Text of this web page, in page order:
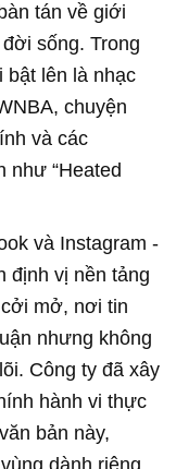
tán về giới
sống. Trong
bật lên là nhạc
chuyện
và các
như “Heated
và Instagram -
định vị nền tảng
mở, nơi tin
nhưng không
Công ty đã xây
hành vi thực
bản này,